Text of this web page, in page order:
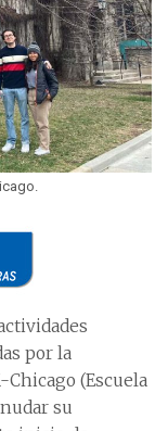
por la
(Escuela
su